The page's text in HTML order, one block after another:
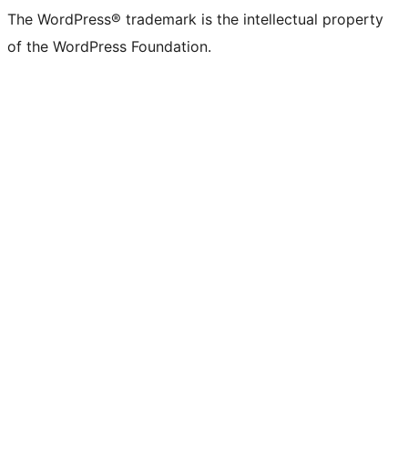
The WordPress® trademark is the intellectual property
of the WordPress Foundation.